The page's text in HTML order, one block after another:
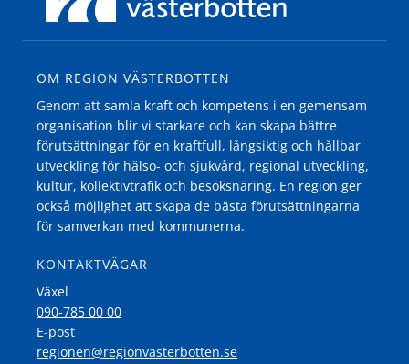
OM REGION VÄSTERBOTTEN
Genom att samla kraft och kompetens i en gemensam
organisation blir vi starkare och kan skapa bättre
förutsättningar för en kraftfull, långsiktig och hållbar
utveckling för hälso- och sjukvård, regional utveckling,
kultur, kollektivtrafik och besöksnäring. En region ger
också möjlighet att skapa de bästa förutsättningarna
för samverkan med kommunerna.
KONTAKTVÄGAR
Växel
090-785 00 00
E-post
regionen@regionvasterbotten.se